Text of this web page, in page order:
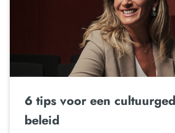
6 tips voor een
beleid